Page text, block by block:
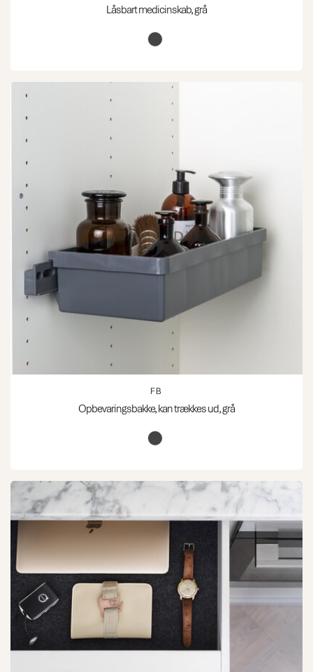
Låsbart medicinskab, grå
FB
Opbevaringsbakke, kan trækkes ud, grå